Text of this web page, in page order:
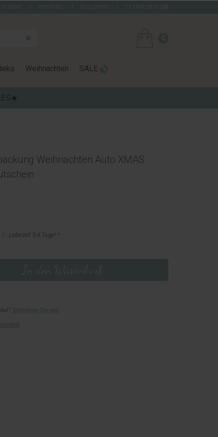
Weihnachten SALE
Weihnachten Auto XMAS
Lieferzeit 3-4 Tage*